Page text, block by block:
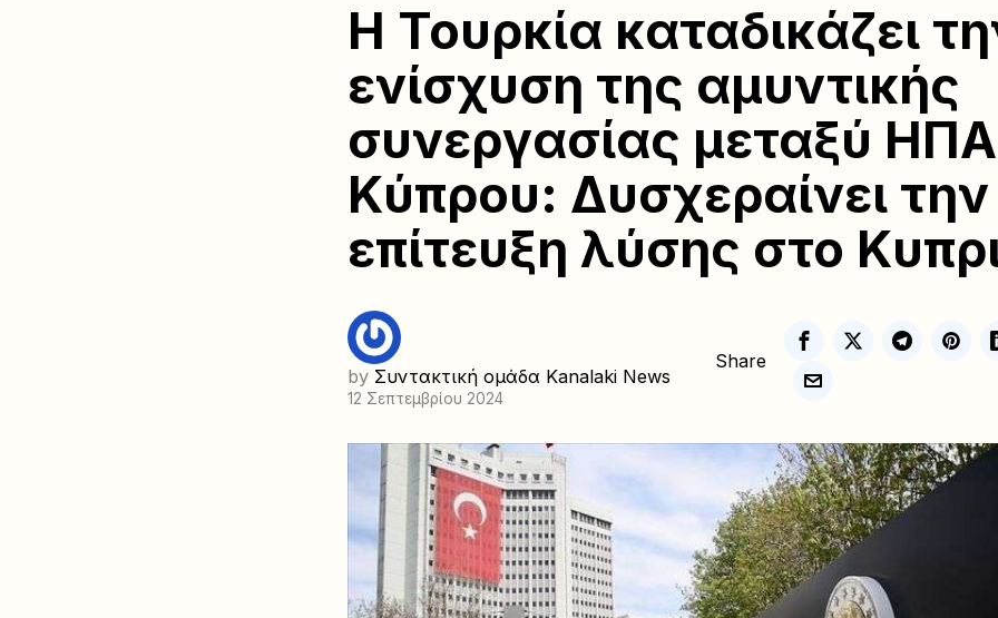
Η Τουρκία καταδικάζει
ενίσχυση της αμυντικής
συνεργασίας μεταξύ ΗΠΑ
Κύπρου: Δυσχεραίνει την
επίτευξη λύσης στο
by Συντακτική ομάδα Kanalaki News
12 Σεπτεμβρίου 2024
Share